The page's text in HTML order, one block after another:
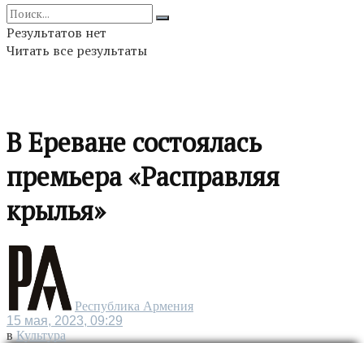
Результатов нет
Читать все результаты
В Ереване состоялась
премьера «Расправляя
крылья»
Республика Армения
15 мая, 2023, 09:29
в Культура